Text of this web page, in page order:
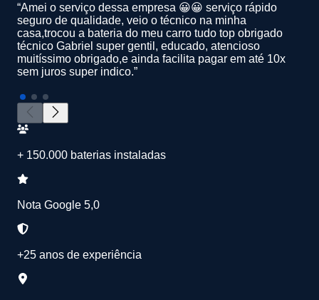
“Amei o serviço dessa empresa 😀😀 serviço rápido
seguro de qualidade, veio o técnico na minha
casa,trocou a bateria do meu carro tudo top obrigado
técnico Gabriel super gentil, educado, atencioso
muitíssimo obrigado,e ainda facilita pagar em até 10x
sem juros super indico.”
+ 150.000 baterias instaladas
Nota Google 5,0
+25 anos de experiência